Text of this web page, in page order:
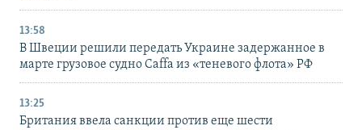
13:58
В Швеции решили передать Украине задержанное в
марте грузовое судно Caffa из «теневого флота» РФ
13:25
Британия ввела санкции против еще шести